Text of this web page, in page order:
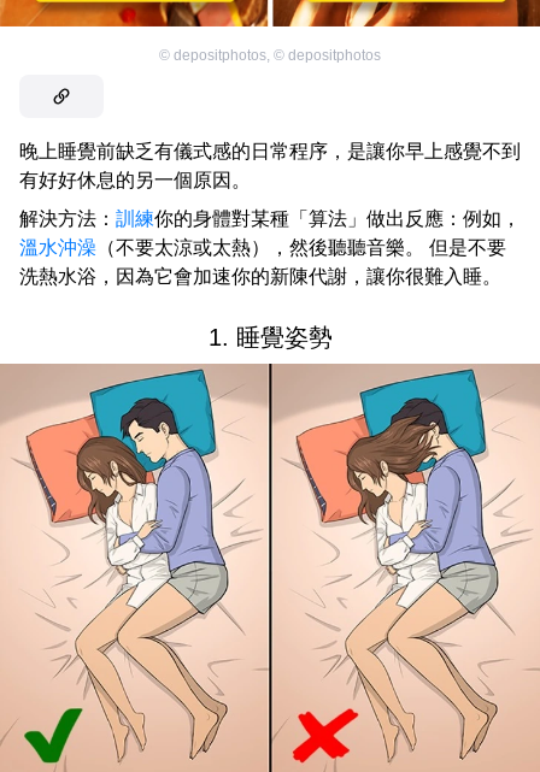
© depositphotos © depositphotos
晚上睡覺前缺乏有儀式感的日常程序，是讓你早上感覺不到
有好好休息的另一個原因。
解決方法： 訓練你的身體對某種「算法」做出反應：例如，
溫水沖澡 （不要太涼或太熱），然後聽聽音樂。 但是不要
洗熱水浴，因為它會加速你的新陳代謝，讓你很難入睡。
1. 睡覺姿勢